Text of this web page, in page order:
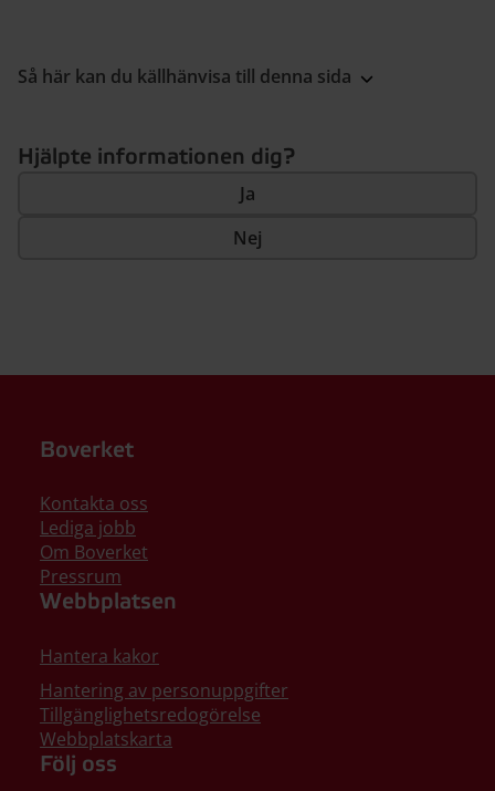
Så här kan du källhänvisa till denna sida
Hjälpte informationen dig?
Ja
Nej
Boverket
Kontakta oss
Lediga jobb
Om Boverket
Pressrum
Webbplatsen
Hantera kakor
Hantering av personuppgifter
Tillgänglighetsredogörelse
Webbplatskarta
Följ oss